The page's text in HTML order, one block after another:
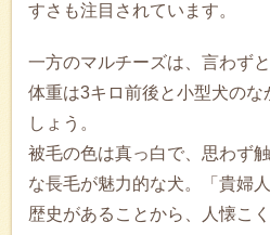
すさも注目されています。
一方のマルチーズは、言わず
体重は3キロ前後と小型犬の
しょう。
被毛の色は真っ白で、思わず
な長毛が魅力的な犬。「貴婦
歴史があることから、人懐こ